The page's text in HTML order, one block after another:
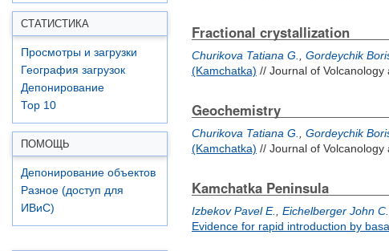
СТАТИСТИКА
Просмотры и загрузки
География загрузок
Депонирование
Top 10
ПОМОЩЬ
Депонирование объектов
Разное (доступ для
ИВиС)
Fractional crystallization
Churikova Tatiana G. Gordeychik
(Kamchatka) // Journal of Volcanology
Geochemistry
Churikova Tatiana G. Gordeychik
(Kamchatka) // Journal of Volcanology
Kamchatka Peninsula
Izbekov Pavel E. Eichelberger John C.
Evidence for rapid introduction by